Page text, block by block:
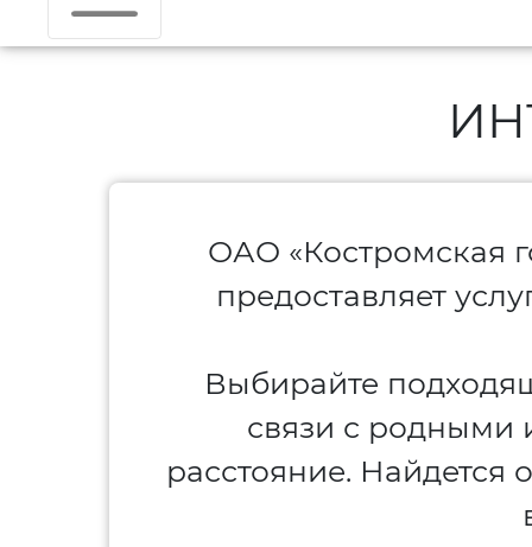
ОАО «Костромская
предоставляет
Выбирайте
связи с родными
расстояние.